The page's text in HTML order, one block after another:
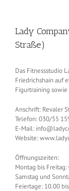
Lady
Straße)
Das Fitnessstudio
Friedrichshain auf
Figurtraining sowie
Anschrift: Revaler
Telefon: 030/55
E-Mail:
Website:
Öffnungszeiten:
Montag bis
Samstag und
Feiertage: 10.00